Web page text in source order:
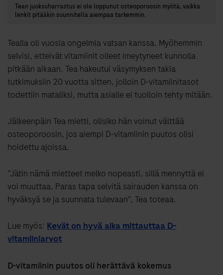
Tean juoksuharrastus ei ole loppunut osteoporoosin myötä, vaikka
lenkit pitääkin suunnitella aiempaa tarkemmin.
Tealla oli vuosia ongelmia vatsan kanssa. Myöhemmin
selvisi, etteivät vitamiinit olleet imeytyneet kunnolla
pitkään aikaan. Tea hakeutui väsymyksen takia
tutkimuksiin 20 vuotta sitten, jolloin D-vitamiinitasot
todettiin mataliksi, mutta asialle ei tuolloin tehty mitään.
Jälkeenpäin Tea mietti, olisiko hän voinut välttää
osteoporoosin, jos aiempi D-vitamiinin puutos olisi
hoidettu ajoissa.
”Jätin nämä mietteet melko nopeasti, sillä mennyttä ei
voi muuttaa. Paras tapa selvitä sairauden kanssa on
hyväksyä se ja suunnata tulevaan”, Tea toteaa.
Lue myös: Kevät on hyvä aika mittauttaa D-
vitamiiniarvot
D-vitamiinin puutos oli herättävä kokemus